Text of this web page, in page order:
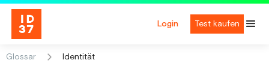
Login Test kaufen
Glossar Identität